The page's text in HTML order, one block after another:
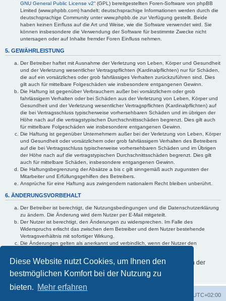
Diese Website nutzt Cookies, um Ihnen den
bestmöglichen Komfort bei der Nutzung zu
bieten. Mehr erfahren
GNU General Public License v2“ (GPL) bereitgestellten Foren-Software von phpBB
Limited (www.phpbb.com) handelt; deutschsprachige Informationen werden durch die
deutschsprachige Community unter www.phpbb.de zur Verfügung gestellt. Beide
haben keinen Einfluss auf die Art und Weise, wie die Software verwendet wird. Sie
können insbesondere die Verwendung der Software für bestimmte Zwecke nicht
untersagen oder auf Inhalte fremder Foren Einfluss nehmen.
5. GEWÄHRLEISTUNG
Der Betreiber haftet mit Ausnahme der Verletzung von Leben, Körper und Gesundheit
und der Verletzung wesentlicher Vertragspflichten (Kardinalpflichten) nur für Schäden,
die auf ein vorsätzliches oder grob fahrlässiges Verhalten zurückzuführen sind. Dies
gilt auch für mittelbare Folgeschäden wie insbesondere entgangenen Gewinn.
Die Haftung ist gegenüber Verbrauchern außer bei vorsätzlichem oder grob
fahrlässigem Verhalten oder bei Schäden aus der Verletzung von Leben, Körper und
Gesundheit und der Verletzung wesentlicher Vertragspflichten (Kardinalpflichten) auf
die bei Vertragsschluss typischerweise vorhersehbaren Schäden und im übrigen der
Höhe nach auf die vertragstypischen Durchschnittsschäden begrenzt. Dies gilt auch
für mittelbare Folgeschäden wie insbesondere entgangenen Gewinn.
Die Haftung ist gegenüber Unternehmern außer bei der Verletzung von Leben, Körper
und Gesundheit oder vorsätzlichem oder grob fahrlässigem Verhalten des Betreibers
auf die bei Vertragsschluss typischerweise vorhersehbaren Schäden und im Übrigen
der Höhe nach auf die vertragstypischen Durchschnittsschäden begrenzt. Dies gilt
auch für mittelbare Schäden, insbesondere entgangenen Gewinn.
Die Haftungsbegrenzung der Absätze a bis c gilt sinngemäß auch zugunsten der
Mitarbeiter und Erfüllungsgehilfen des Betreibers.
Ansprüche für eine Haftung aus zwingendem nationalem Recht bleiben unberührt.
6. ÄNDERUNGSVORBEHALT
Der Betreiber ist berechtigt, die Nutzungsbedingungen und die Datenschutzerklärung
zu ändern. Die Änderung wird dem Nutzer per E-Mail mitgeteilt.
Der Nutzer ist berechtigt, den Änderungen zu widersprechen. Im Falle des
Widerspruchs erlischt das zwischen dem Betreiber und dem Nutzer bestehende
Vertragsverhältnis mit sofortiger Wirkung.
Die Änderungen gelten als anerkannt und verbindlich, wenn der Nutzer den
Informationen über den Umgang mit Ihren persönlichen Daten sind in der
Datenschutzerklärung enthalten.
UTC+02:00